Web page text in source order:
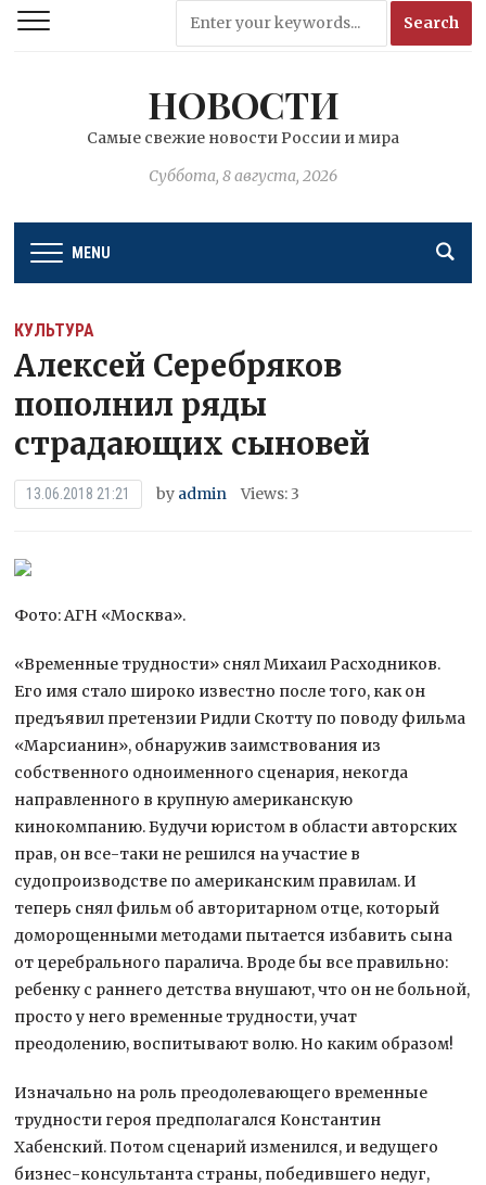
НОВОСТИ
Самые свежие новости России и мира
Суббота, 8 августа, 2026
MENU
КУЛЬТУРА
Алексей Серебряков
пополнил ряды
страдающих сыновей
13.06.2018 21:21 by admin Views: 3
Фото: АГН «Москва».
«Временные трудности» снял Михаил Расходников.
Его имя стало широко известно после того, как он
предъявил претензии Ридли Скотту по поводу фильма
«Марсианин», обнаружив заимствования из
собственного одноименного сценария, некогда
направленного в крупную американскую
кинокомпанию. Будучи юристом в области авторских
прав, он все-таки не решился на участие в
судопроизводстве по американским правилам. И
теперь снял фильм об авторитарном отце, который
доморощенными методами пытается избавить сына
от церебрального паралича. Вроде бы все правильно:
ребенку с раннего детства внушают, что он не больной,
просто у него временные трудности, учат
преодолению, воспитывают волю. Но каким образом!
Изначально на роль преодолевающего временные
трудности героя предполагался Константин
Хабенский. Потом сценарий изменился, и ведущего
бизнес-консультанта страны, победившего недуг,